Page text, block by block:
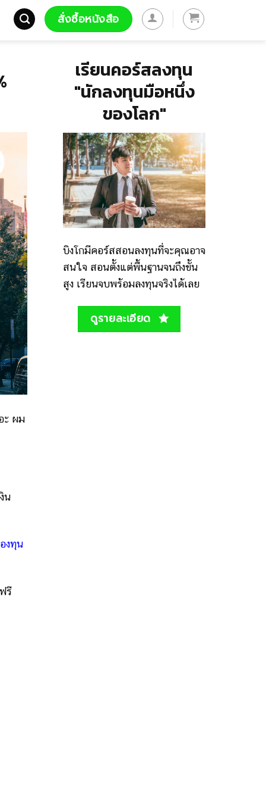
สั่งซื้อหนังสือ
ะ ผม
น
งทุน
รี
เรียนคอร์สลงทุน
"นักลงทุนมือหนึ่ง
ของโลก"
บิงโกมีคอร์สสอนลงทุนที่จะคุณอาจ
สนใจ สอนตั้งแต่พื้นฐานจนถึงขั้น
สูง เรียนจบพร้อมลงทุนจริงได้เลย
ดูรายละเอียด